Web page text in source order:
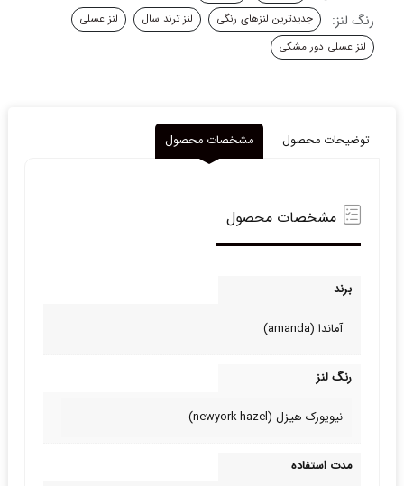
رنگ لنز: جدیدترین لنزهای رنگی لنز ترند سال
لنز عسلی
لنز عسلی دور مشکی
توضیحات محصول مشخصات محصول
مشخصات محصول
برند
آماندا (amanda)
رنگ لنز
نیویورک هیزل (newyork hazel)
مدت استفاده